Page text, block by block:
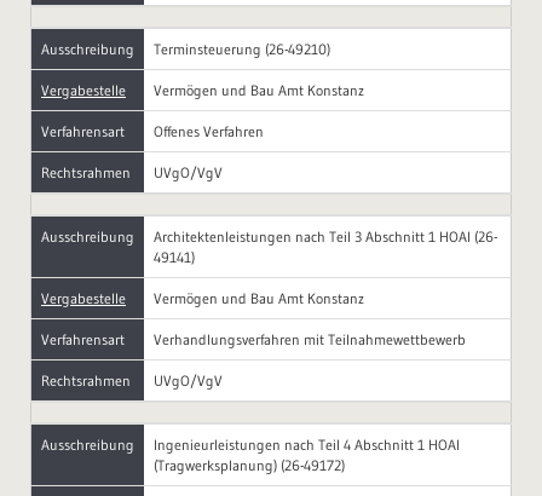
Ausschreibung Terminsteuerung (26-49210)
Vergabestelle Vermögen und Bau Amt Konstanz
Verfahrensart Offenes Verfahren
Rechtsrahmen UVgO/VgV
Ausschreibung
Architektenleistungen nach Teil 3 Abschnitt 1 HOAI (26-
49141)
Vergabestelle Vermögen und Bau Amt Konstanz
Verfahrensart Verhandlungsverfahren mit Teilnahmewettbewerb
Rechtsrahmen UVgO/VgV
Ausschreibung
Ingenieurleistungen nach Teil 4 Abschnitt 1 HOAI
(Tragwerksplanung) (26-49172)